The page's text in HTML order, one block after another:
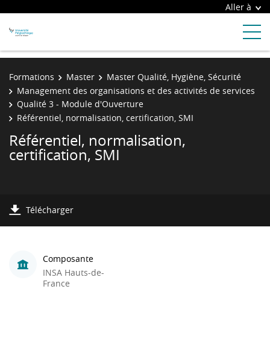
Aller à
Formations Master
Master Qualité, Hygiène, Sécurité
Management des organisations et des activités de services
Qualité 3 - Module d'Ouverture
Référentiel, normalisation, certification, SMI
Référentiel, normalisation,
certification, SMI
Télécharger
Composante
INSA Hauts-de-
France